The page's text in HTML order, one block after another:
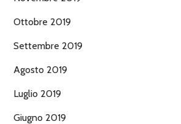
Ottobre 2019
Settembre 2019
Agosto 2019
Luglio 2019
Giugno 2019